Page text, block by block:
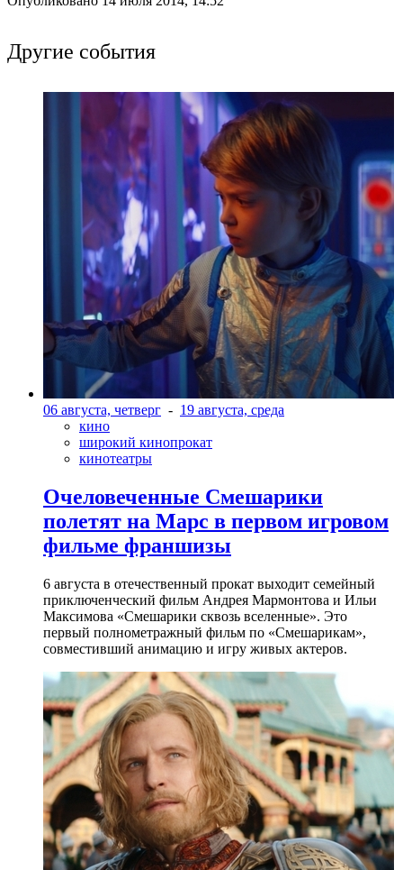
Другие события
06 августа, четверг - 19 августа, среда
кино
широкий кинопрокат
кинотеатры
Очеловеченные Смешарики
полетят на Марс в первом игровом
фильме франшизы
6 августа в отечественный прокат выходит семейный
приключенческий фильм Андрея Мармонтова и Ильи
Максимова «Смешарики сквозь вселенные». Это
первый полнометражный фильм по «Смешарикам»,
совместивший анимацию и игру живых актеров.